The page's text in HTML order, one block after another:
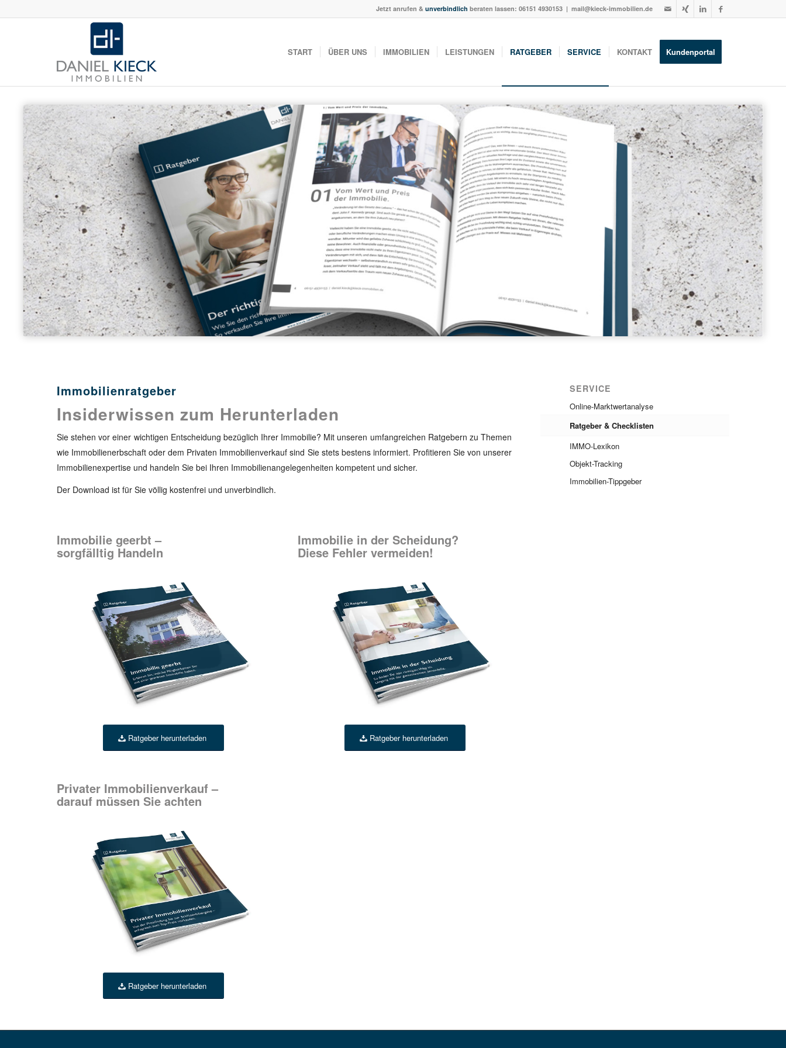
Jetzt anrufen & unverbindlich beraten lassen: 06151 4930153 | mail@kieck-immobilien.de
START ÜBER UNS IMMOBILIEN LEISTUNGEN RATGEBER SERVICE KONTAKT Kundenportal
Immobilienratgeber
Insiderwissen zum Herunterladen
Sie stehen vor einer wichtigen Entscheidung bezüglich Ihrer Immobilie? Mit unseren umfangreichen Ratgebern zu Themen
wie Immobilienerbschaft oder dem Privaten Immobilienverkauf sind Sie stets bestens informiert. Profitieren Sie von unserer
Immobilienexpertise und handeln Sie bei Ihren Immobilienangelegenheiten kompetent und sicher.
Der Download ist für Sie völlig kostenfrei und unverbindlich.
Immobilie geerbt –
sorgfälltig Handeln
Ratgeber herunterladen
Immobilie in der Scheidung?
Diese Fehler vermeiden!
Ratgeber herunterladen
Privater Immobilienverkauf –
darauf müssen Sie achten
Ratgeber herunterladen
SERVICE
Online-Marktwertanalyse
Ratgeber & Checklisten
IMMO-Lexikon
Objekt-Tracking
Immobilien-Tippgeber